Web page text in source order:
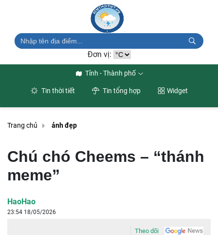
Đơn vị:
Tỉnh - Thành phố
Tin thời tiết Tin tổng hợp Widget
Trang chủ ảnh đẹp
Chú chó Cheems – “thánh
meme”
HaoHao
23:54 18/05/2026
Theo dõi